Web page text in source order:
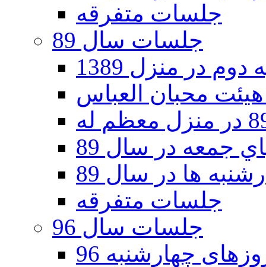
جلسات متفرقه
جلسات سال 89
در منزل 1389
جمعه در سال 89
ها در سال 89
جلسات متفرقه
جلسات سال 96
چهارشنبه 96